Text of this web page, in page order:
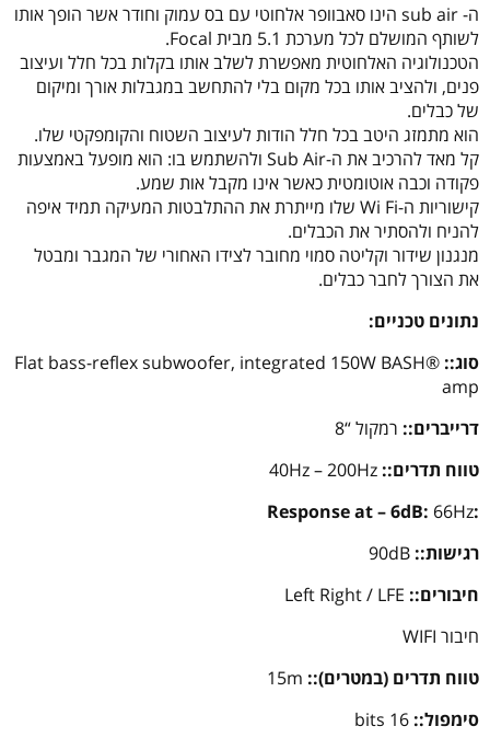
ה- sub air הינו סאבוופר אלחוטי עם בס עמוק וחודר אשר הופך אותו
לשותף המושלם לכל מערכת 5.1 מבית Focal.
הטכנולוגיה האלחוטית מאפשרת לשלב אותו בקלות בכל חלל ועיצוב
פנים, ולהציב אותו בכל מקום בלי להתחשב במגבלות אורך ומיקום
של כבלים.
הוא מתמזג היטב בכל חלל הודות לעיצוב השטוח והקומפקטי שלו.
קל מאד להרכיב את ה-Sub Air ולהשתמש בו: הוא מופעל באמצעות
פקודה וכבה אוטומטית כאשר אינו מקבל אות שמע.
קישוריות ה-Wi Fi שלו מייתרת את ההתלבטות המעיקה תמיד איפה
להניח ולהסתיר את הכבלים.
מנגנון שידור וקליטה סמוי מחובר לצידו האחורי של המגבר ומבטל
את הצורך לחבר כבלים.
נתונים טכניים:
סוג:: Flat bass-reflex subwoofer, integrated 150W BASH®
amp
דרייברים:: רמקול “8
טווח תדרים:: 40Hz – 200Hz
:Response at – 6dB:
66Hz
רגישות:: 90dB
חיבורים:: Left Right / LFE
חיבור WIFI
טווח תדרים (במטרים):: 15m
סימפול:: 16 bits